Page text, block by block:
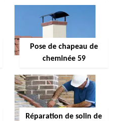
Pose de chapeau de
cheminée 59
Réparation de solin de